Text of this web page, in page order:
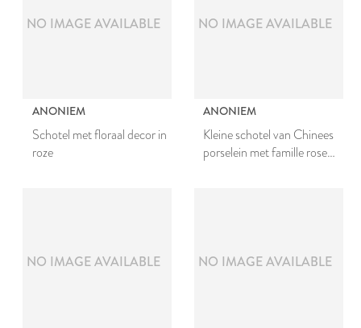
NO IMAGE AVAILABLE
ANONIEM
Schotel met floraal decor in
roze
NO IMAGE AVAILABLE
ANONIEM
Kleine schotel van Chinees
porselein met famille rose
NO IMAGE AVAILABLE NO IMAGE AVAILABLE